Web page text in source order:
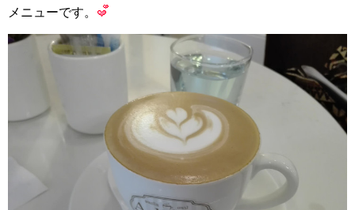
メニューです。